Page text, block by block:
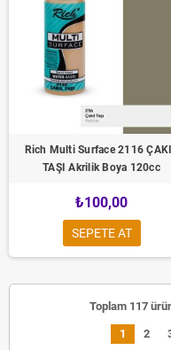
Rich Multi Surface 2116
TAŞI Akrilik Boya 120cc
₺100,00
SEPETE AT
Toplam 117
1 2